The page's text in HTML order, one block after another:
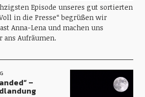
Episode unseres gut sortierten
in die Presse“ begrüßen wir
Anna-Lena und machen uns
Aufräumen.
–